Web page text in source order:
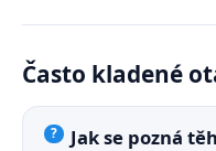
Často kladené
Jak se pozná